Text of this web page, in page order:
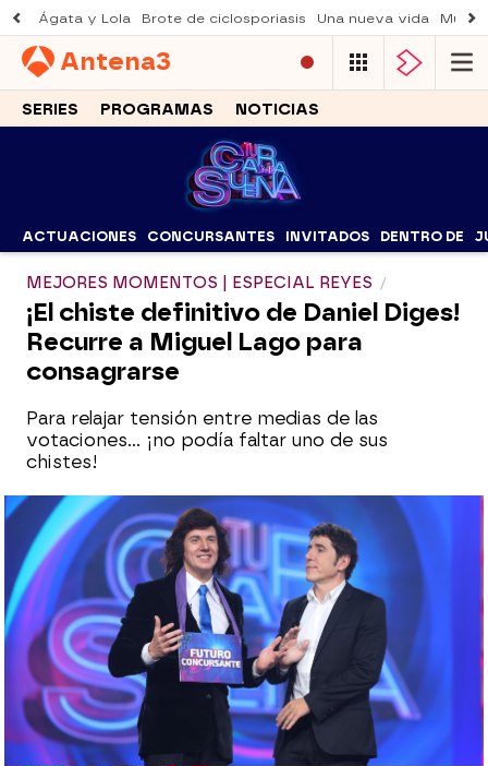
Ágata y Lola Brote de ciclosporiasis Una nueva vida
Antena3
SERIES PROGRAMAS NOTICIAS
ACTUACIONES CONCURSANTES INVITADOS DENTRO DE
MEJORES MOMENTOS | ESPECIAL REYES
¡El chiste definitivo de Daniel Diges!
Recurre a Miguel Lago para
consagrarse
Para relajar tensión entre medias de las
votaciones… ¡no podía faltar uno de sus
chistes!
Alberto Mendo
Publicado: 08 de enero de 2023, 19:04